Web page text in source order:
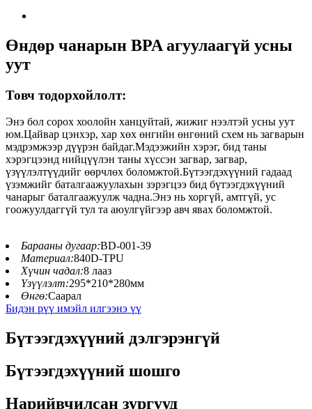
Өндөр чанарын BPA агуулаагүй усны
уут
Товч тодорхойлолт:
Энэ бол сорох хоолойн ханцуйтай, жижиг нээлтэй усны уут
юм.Цайвар цэнхэр, хар хөх өнгийн өнгөний схем нь загварын
мэдрэмжээр дүүрэн байдаг.Мэдээжийн хэрэг, бид таны
хэрэгцээнд нийцүүлэн таны хүссэн загвар, загвар,
үзүүлэлтүүдийг өөрчлөх боломжтой.Бүтээгдэхүүний гадаад
үзэмжийг баталгаажуулахын зэрэгцээ бид бүтээгдэхүүний
чанарыг баталгаажуулж чадна.Энэ нь хоргүй, амтгүй, ус
гоожуулдаггүй тул та аюулгүйгээр авч явах боломжтой.
Барааны дугаар:BD-001-39
Материал:840D-TPU
Хүчин чадал:8 лааз
Үзүүлэлт:295*210*280мм
Өнгө:Саарал
Бидэн рүү имэйл илгээнэ үү
Бүтээгдэхүүний дэлгэрэнгүй
Бүтээгдэхүүний шошго
Нарийвчилсан зургууд